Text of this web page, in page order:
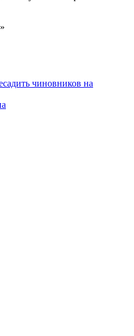
чиновников на